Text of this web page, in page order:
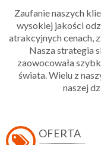
Zaufanie naszych
wysokiej jakości
atrakcyjnych cenach,
Nasza strategia
zaowocowała
świata. Wielu z
naszej
OFERTA